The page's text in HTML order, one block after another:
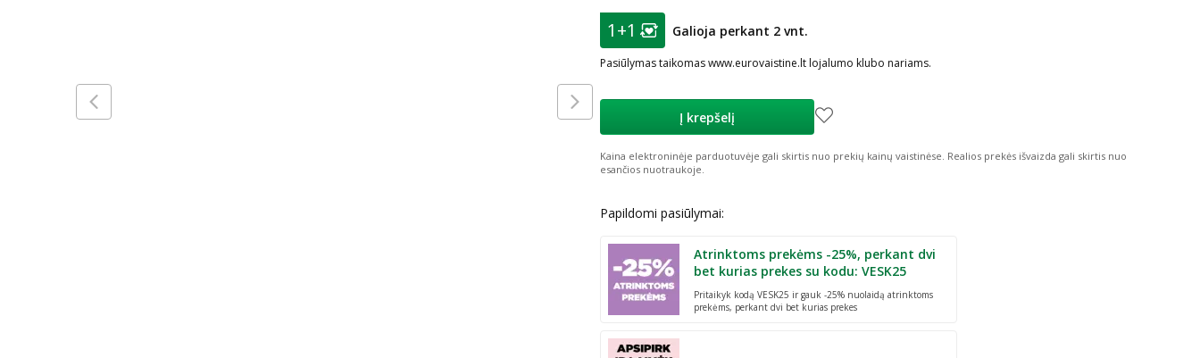
patarimas
Lojalumo klubo narių nuolaida
1+1 Galioja perkant 2 vnt.
Pasiūlymas taikomas www.eurovaistine.lt lojalumo klubo nariams.
Į krepšelį
Kaina elektroninėje parduotuvėje gali skirtis nuo prekių kainų vaistinėse. Realios prekės išvaizda gali skirtis nuo
esančios nuotraukoje.
Papildomi pasiūlymai:
Atrinktoms prekėms -25%, perkant dvi
bet kurias prekes su kodu: VESK25
Pritaikyk kodą VESK25 ir gauk -25% nuolaidą atrinktoms
prekėms, perkant dvi bet kurias prekes